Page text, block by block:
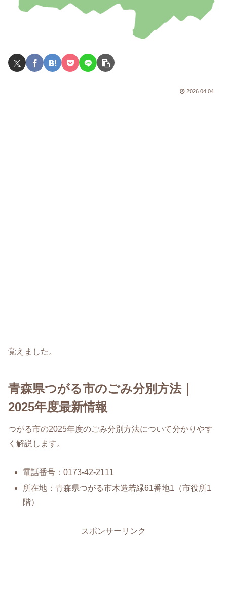
2026.04.04
覚えました。
青森県つがる市のごみ分別方法｜
2025年度最新情報
つがる市の2025年度のごみ分別方法について分かりやす
く解説します。
電話番号：0173-42-2111
所在地：青森県つがる市木造若緑61番地1（市役所1
階）
スポンサーリンク